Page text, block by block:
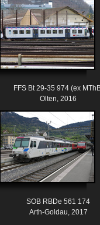
FFS Bt 29-35 974 (ex
Olten, 2016
SOB RBDe 561 174
Arth-Goldau, 2017